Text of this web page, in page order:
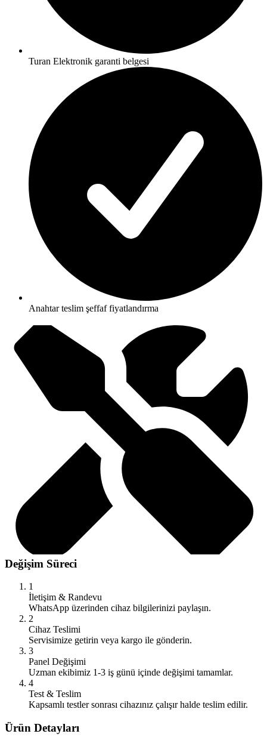
Turan Elektronik garanti belgesi
Anahtar teslim şeffaf fiyatlandırma
Değişim Süreci
1
İletişim & Randevu
WhatsApp üzerinden cihaz bilgilerinizi paylaşın.
2
Cihaz Teslimi
Servisimize getirin veya kargo ile gönderin.
3
Panel Değişimi
Uzman ekibimiz 1-3 iş günü içinde değişimi tamamlar.
4
Test & Teslim
Kapsamlı testler sonrası cihazınız çalışır halde teslim edilir.
Ürün Detayları